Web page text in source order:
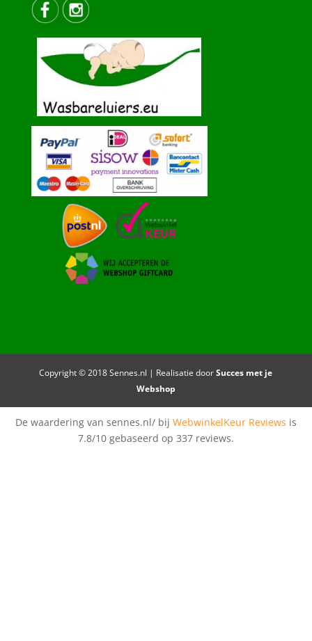
Copyright © 2018 Sennes.nl | Realisatie doorSucces met je
Webshop
De waardering van sennes.nl/ bij WebwinkelKeur Reviews is
7.8/10 gebaseerd op 337 reviews.